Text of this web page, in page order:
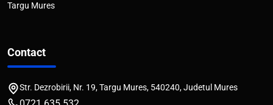
Targu Mures
Contact
Str. Dezrobirii, Nr. 19, Targu Mures, 540240, Judetul Mures